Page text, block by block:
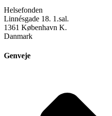
Helsefonden
Linnésgade 18. 1.sal.
1361 København K.
Danmark
Genveje